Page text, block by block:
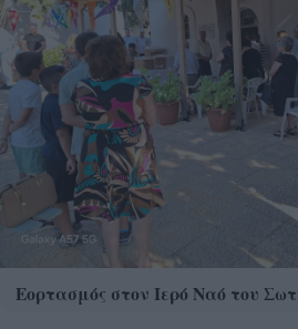
Εορτασμός στον Ιερό Ναό του